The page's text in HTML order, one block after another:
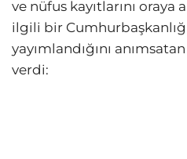
ve nüfus kayıtlarını oraya
ilgili bir
yayımlandığını
verdi: